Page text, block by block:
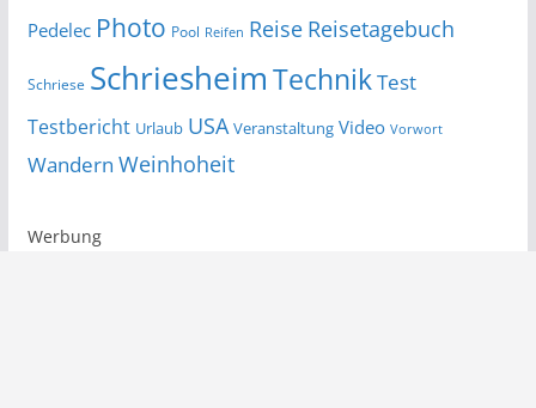
Pedelec Photo Pool Reifen Reise Reisetagebuch
Schriese SchriesheimTechnikTest
Testbericht Urlaub USA Veranstaltung Video Vorwort
Wandern Weinhoheit
Werbung